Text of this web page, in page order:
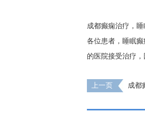
成都癫痫治疗，
各位患者，睡眠
的医院接受治疗，
上一页 成都